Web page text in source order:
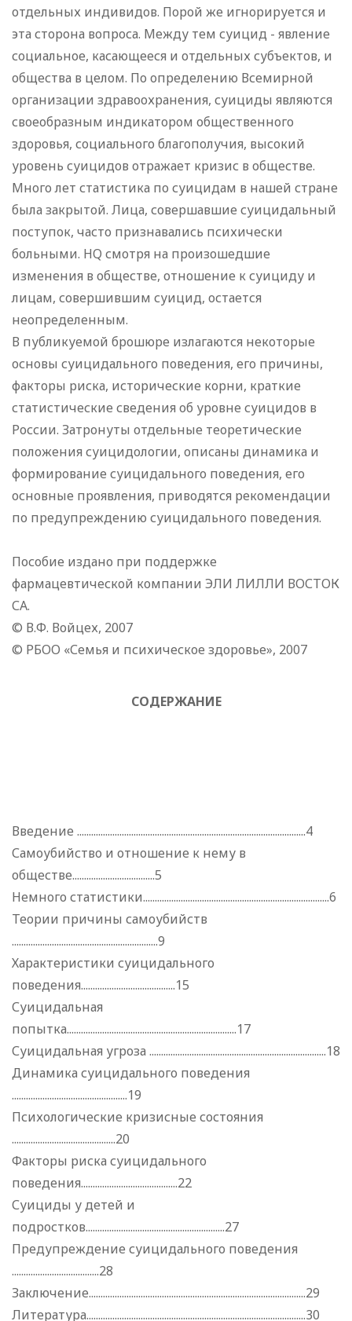
отдельных индивидов. Порой же игнорируется и
эта сторона вопроса. Между тем суицид - явление
социальное, касающееся и отдельных субъектов, и
общества в целом. По определению Всемирной
организации здравоохранения, суициды являются
своеобразным индикатором общественного
здоровья, социального благополучия, высокий
уровень суицидов отражает кризис в обществе.
Много лет статистика по суицидам в нашей стране
была закрытой. Лица, совершавшие суицидальный
поступок, часто признавались психически
больными. HQ смотря на произошедшие
изменения в обществе, отношение к суициду и
лицам, совершившим суицид, остается
неопределенным.
В публикуемой брошюре излагаются некоторые
основы суицидального поведения, его причины,
факторы риска, исторические корни, краткие
статистические сведения об уровне суицидов в
России. Затронуты отдельные теоретические
положения суицидологии, описаны динамика и
формирование суицидального поведения, его
основные проявления, приводятся рекомендации
по предупреждению суицидального поведения.
Пособие издано при поддержке
фармацевтической компании ЭЛИ ЛИЛЛИ ВОСТОК
СА.
© В.Ф. Войцех, 2007
© РБОО «Семья и психическое здоровье», 2007
СОДЕРЖАНИЕ
Введение .................................................................................................4
Самоубийство и отношение к нему в
обществе...................................5
Немного статистики...............................................................................6
Теории причины самоубийств
..............................................................9
Характеристики суицидального
поведения........................................15
Суицидальная
попытка........................................................................17
Суицидальная угроза ...........................................................................18
Динамика суицидального поведения
.................................................19
Психологические кризисные состояния
............................................20
Факторы риска суицидального
поведения.........................................22
Суициды у детей и
подростков...........................................................27
Предупреждение суицидального поведения
.....................................28
Заключение............................................................................................29
Литература.............................................................................................30